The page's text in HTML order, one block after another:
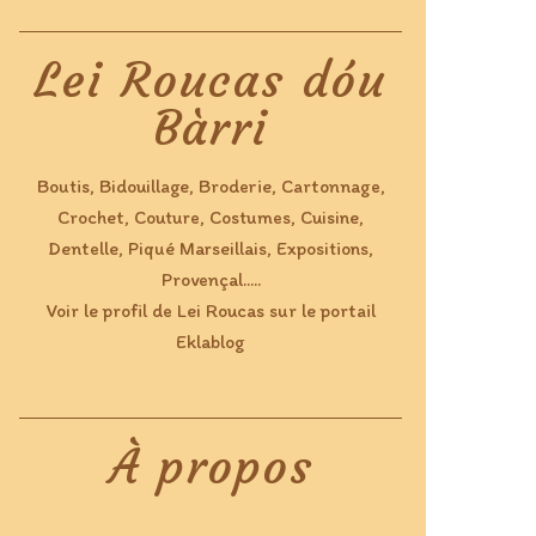
Lei Roucas dóu
Bàrri
Boutis, Bidouillage, Broderie, Cartonnage,
Crochet, Couture, Costumes, Cuisine,
Dentelle, Piqué Marseillais, Expositions,
Provençal.....
Voir le profil de Lei Roucassur le portail
Eklablog
À propos